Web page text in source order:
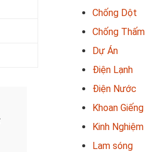
Chống Dột
Chống Thấm
Dự Án
Điện Lạnh
Điện Nước
Khoan Giếng
Kinh Nghiệm
Lam sóng